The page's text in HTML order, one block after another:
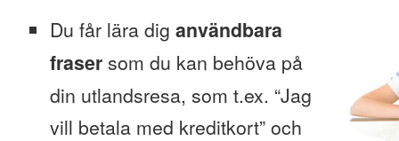
Du får lära dig användbara
fraser som du kan behöva på
din utlandsresa, som t.ex. “Jag
vill betala med kreditkort” och